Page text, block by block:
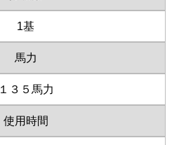
1基
馬力
１３５馬力
使用時間